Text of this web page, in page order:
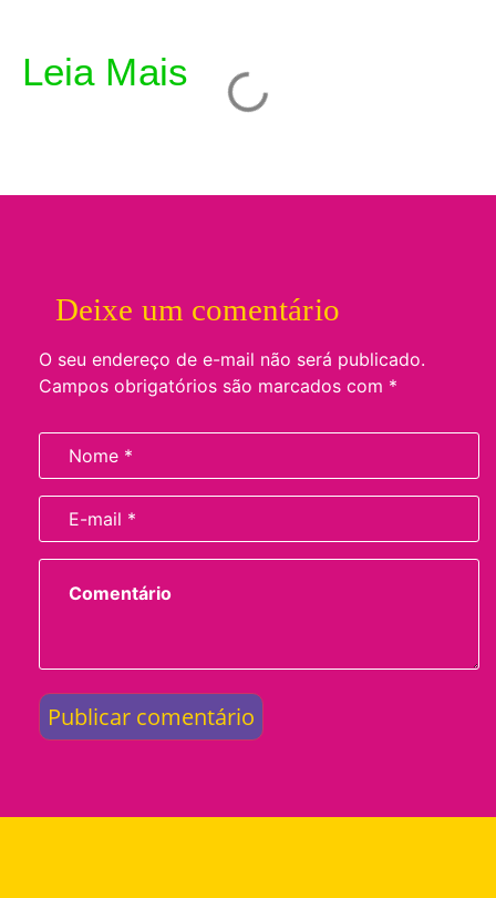
Leia Mais
Deixe um comentário
O seu endereço de e-mail não será publicado.
Campos obrigatórios são marcados com *